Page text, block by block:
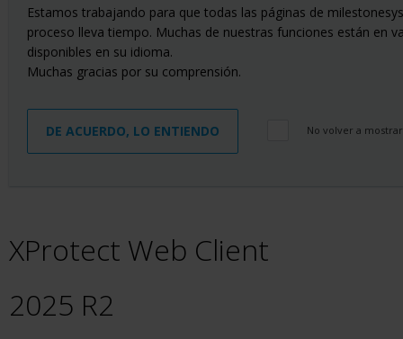
Estamos trabajando para que todas las páginas de
proceso lleva tiempo. Muchas de nuestras funciones están en
disponibles en su idioma.
Muchas gracias por su comprensión.
DE ACUERDO, LO ENTIENDO No volver a
XProtect Web Client
2025 R2